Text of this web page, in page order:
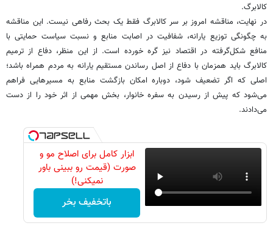
کالابرگ.
در نهایت، مناقشه امروز بر سر کالابرگ فقط یک بحث رفاهی نیست. این مناقشه
به چگونگی توزیع یارانه، شفافیت در اصابت منابع و نسبت سیاست حمایتی با
منافع شکل‌گرفته در اقتصاد نیز گره خورده است. از این منظر، دفاع از ترمیم
کالابرگ باید همزمان با دفاع از اصل رساندن مستقیم یارانه به مردم همراه باشد؛
اصلی که اگر تضعیف شود، دوباره امکان بازگشت منابع به مسیرهایی فراهم
می‌شود که پیش از رسیدن به سفره خانوار، بخش مهمی از اثر خود را از دست
می‌دادند.
ابزار کامل برای اصلاح مو و
صورت (قیمت رو ببینی باور
نمیکنی!)
باتخفیف بخر